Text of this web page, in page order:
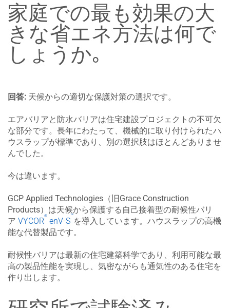
家庭での最も効果の大
きな省エネ方法は何で
しょうか｡
回答: 天候からの適切な保護対策の選択です。
エアバリアと防水バリアは住宅建設プロジェクトの不可欠
な部分です。長年にわたって、機械的に取り付けられたハ
ウスラップが標準であり、別の選択肢はほとんどありませ
んでした。
今は違います。
GCP Applied Technologies（旧Grace Construction
Products）は天候から保護する自己接着型の耐候性バリ
ア VYCOR
®
enV-S
™
を導入しています。ハウスラップの高機
能な代替製品です。
耐候性バリアは最新の住宅建築科学であり、利用可能な最
高の製品性能を実現し、気密ながらも通気性のある住宅を
作り出します。